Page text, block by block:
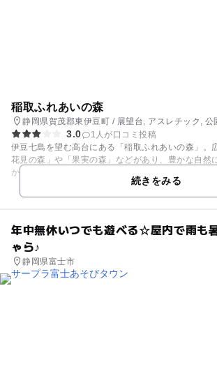
稲取ふれあいの森
静岡県賀茂郡東伊豆町 / 展望台, アスレチック, 公
3.0
1人が口コミ投稿
伊豆七島を望む高台にある「稲取ふれあいの森」。
花見の森」や「果実の森」などがあり、豊かな自然
かして遊べます。3月下旬～4月上旬には約50本のソ
お花見スポットに。その他にも四季折々の花が咲く
クスにもってこいなので家族連れにおすすめです。 中でも子ども達に人気
びするはず♪ 自然の中で遊ぶ楽しみを知る良い機会
続きをみる
年中無休いつでも遊べる☆屋内で雨も
ゃら♪
静岡県富士市